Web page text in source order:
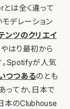
は全く違って
デレーション
ンツのクリエイ
やはり最初から
。Spotifyが人気
つつあるのとも
ってか、日本で
本のClubhouse